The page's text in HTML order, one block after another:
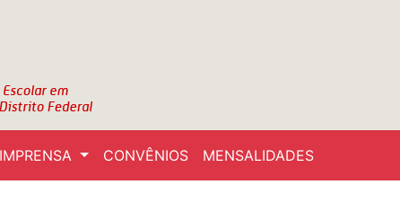
IMPRENSA CONVÊNIOS MENSALIDADES